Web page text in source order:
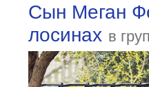
Сын Меган
лосинах в